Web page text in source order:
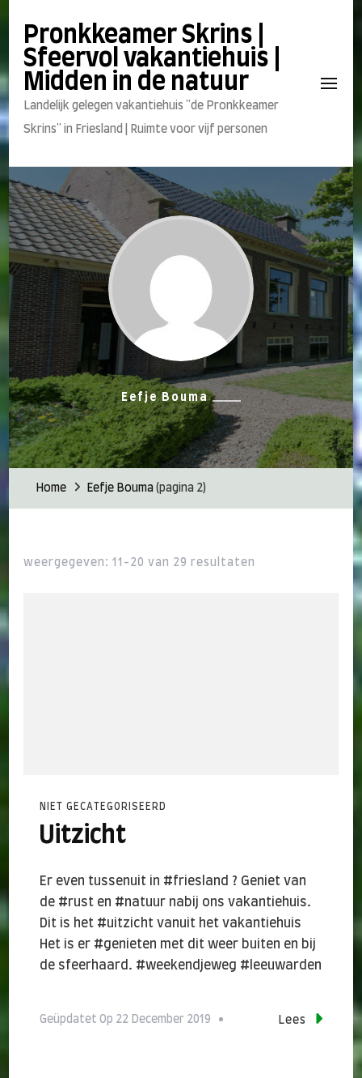
Pronkkeamer Skrins |
Sfeervol vakantiehuis |
Midden in de natuur
Landelijk gelegen vakantiehuis "de Pronkkeamer
Skrins" in Friesland | Ruimte voor vijf personen
Eefje Bouma
Home Eefje Bouma (pagina 2)
weergegeven: 11-20 van 29 resultaten
NIET GECATEGORISEERD
Uitzicht
Er even tussenuit in #friesland ? Geniet van
de #rust en #natuur nabij ons vakantiehuis.
Dit is het #uitzicht vanuit het vakantiehuis
Het is er #genieten met dit weer buiten en bij
de sfeerhaard. #weekendjeweg #leeuwarden
Geüpdatet Op 22 December 2019 Lees